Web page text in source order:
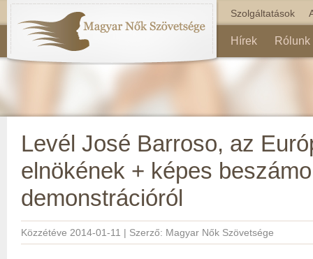
Szolgáltatások
Hírek Rólunk
Levél José Barroso, az
elnökének + képes
demonstrációról
Közzétéve 2014-01-11 | Szerző: Magyar Nők Szövetsége